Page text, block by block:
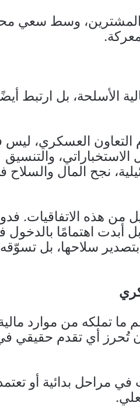
المشترين، وسط سعي
الأسلحة، بل ارتبط
التعاون العسكري،
والتنسيق
نجح المال والسلاح
من هذه الاتفاقيات.
أبدت اهتمامًا بالدخول
سلاحها، بل تسوّقه
ما تملكه من موارد
تُحرز أي تقدم حقيقي
مراحل بدائية أو